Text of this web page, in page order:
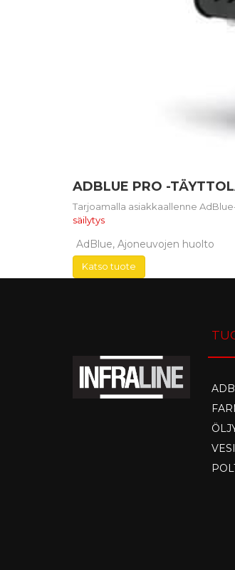
ADBLUE PRO -
Tarjoamalla asiakkaallenne
säilytys
AdBlue, Ajoneuvojen huolto
Katso tuote